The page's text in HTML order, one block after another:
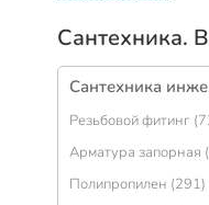
Сантехника.
Сантехника
Резьбовой фитинг
Арматура запорная
Полипропилен (291)